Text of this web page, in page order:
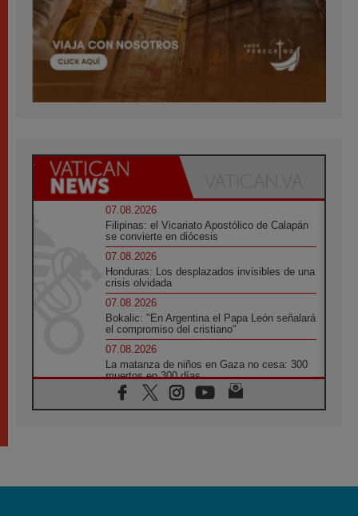
07.08.2026
Filipinas: el Vicariato Apostólico de Calapán
se convierte en diócesis
07.08.2026
Honduras: Los desplazados invisibles de una
crisis olvidada
07.08.2026
Bokalic: "En Argentina el Papa León señalará
el compromiso del cristiano"
07.08.2026
La matanza de niños en Gaza no cesa: 300
muertos en 300 días
07.08.2026
Tagle: La guerra desfigura el mundo, solo la